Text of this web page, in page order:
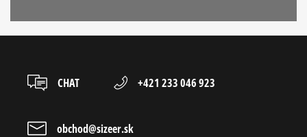
CHAT +421 233 046 923
obchod@sizeer.sk